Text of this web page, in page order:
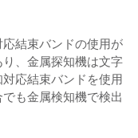
結束バンドの使用が
、金属探知機は文字
応結束バンドを使用
も金属検知機で検出